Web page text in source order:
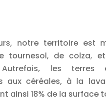
notre territoire est
tournesol, de colza,
les terres
aux céréales, à la
ainsi 18% de la surface